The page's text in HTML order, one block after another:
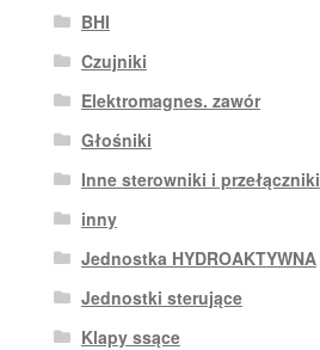
BHI
Czujniki
Elektromagnes. zawór
Głośniki
Inne sterowniki i przełączniki
inny
Jednostka HYDROAKTYWNA
Jednostki sterujące
Klapy ssące